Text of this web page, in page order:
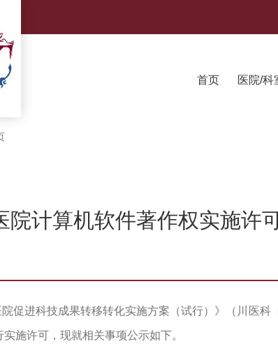
首页 医院/科
院计算机软件著作权实施许
促进科技成果转移转化实施方案（试行）》（川医科
施许可，现就相关事项公示如下。